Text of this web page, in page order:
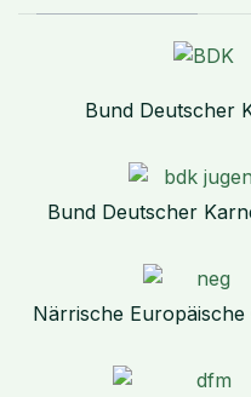
Bund Deutscher
Bund Deutscher
Närrische Europäische